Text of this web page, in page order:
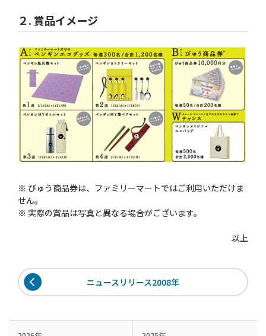
２. 賞品イメージ
※ びゅう商品券は、ファミリーマートではご利用いただけま
せん。
※ 実際の賞品は写真と異なる場合がございます。
以上
ニュースリリース2008年